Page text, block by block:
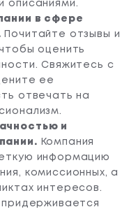
описаниями.
в сфере
Почитайте отзывы и
оценить
Свяжитесь с
ее
отвечать на
и
Компания
информацию
комиссионных, а
интересов.